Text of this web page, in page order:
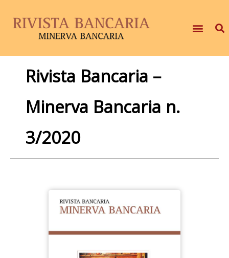
Rivista Bancaria –
Minerva Bancaria n.
3/2020